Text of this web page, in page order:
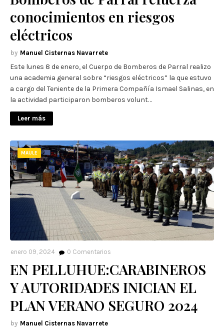
conocimientos en riesgos
eléctricos
Manuel Cisternas Navarrete
Este lunes 8 de enero, el Cuerpo de Bomberos de Parral realizo
una academia general sobre “riesgos eléctricos” la que estuvo
a cargo del Teniente de la Primera Compañía Ismael Salinas, en
la actividad participaron bomberos volunt…
Leer más
MAULE
enero 09, 2024 0 Comentarios
EN PELLUHUE:CARABINEROS
Y AUTORIDADES INICIAN EL
PLAN VERANO SEGURO 2024
Manuel Cisternas Navarrete